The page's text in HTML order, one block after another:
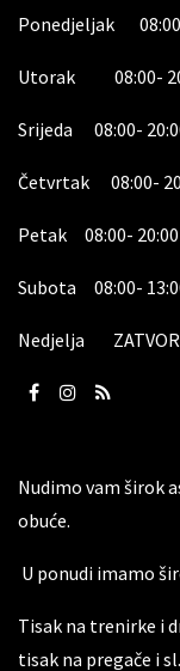
Ponedjeljak
Utorak 08:00-
Srijeda 08:00-
Četvrtak 08:00-
Petak 08:00-
Subota 08:00-
Nedjelja
Nudimo vam širok
obuće.
U ponudi imamo
Tisak na trenirke i
tisak na pregače i sl.